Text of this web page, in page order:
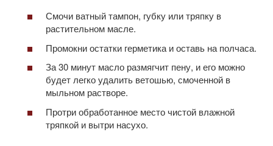
Смочи ватный тампон, губку или тряпку в
растительном масле.
Промокни остатки герметика и оставь на полчаса.
За 30 минут масло размягчит пену, и его можно
будет легко удалить ветошью, смоченной в
мыльном растворе.
Протри обработанное место чистой влажной
тряпкой и вытри насухо.